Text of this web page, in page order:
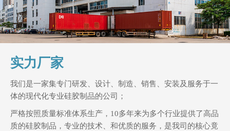
实力厂家
我们是一家集专门研发、设计、制造、销售、安装及服务于一
体的现代化专业硅胶制品的公司；
严格按照质量标准体系生产，10多年来为多个行业提供了高品
质的硅胶制品，专业的技术、和优质的服务，是我司的核心竟